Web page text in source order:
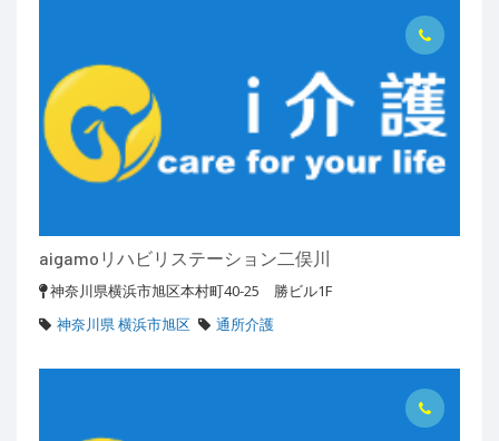
aigamoリハビリステーション二俣川
神奈川県横浜市旭区本村町40-25 勝ビル1F
神奈川県 横浜市旭区
通所介護